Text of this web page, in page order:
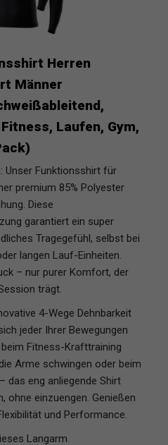
Herren
Männer
Laufen, Gym,
Unser Funktionsshirt für
premium 85% Polyester
Diese
garantiert ein super
Tragegefühl, selbst bei
langen Lauf-Einheiten.
– nur purer Komfort, der
trägt.
4-Wege Dehnbarkeit
jeder Ihrer Bewegungen
Fitness-Krafttraining
Arme schwingen oder beim
das eng anliegende Shirt
ohne einzuengen. Genießen
und Performance.
Langarm